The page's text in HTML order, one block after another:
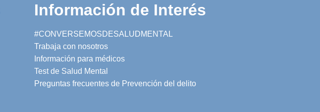
Información de Interés
#CONVERSEMOSDESALUDMENTAL
Trabaja con nosotros
Información para médicos
Test de Salud Mental
Preguntas frecuentes de Prevención del delito